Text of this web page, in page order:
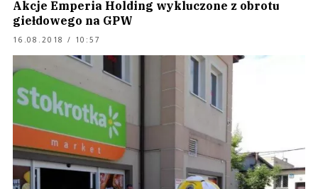
Akcje Emperia Holding wykluczone z obrotu
giełdowego na GPW
16.08.2018 / 10:57